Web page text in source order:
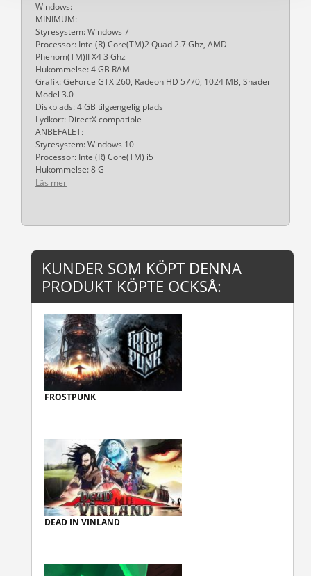
Windows:
MINIMUM:
Styresystem: Windows 7
Processor: Intel(R) Core(TM)2 Quad 2.7 Ghz, AMD
Phenom(TM)II X4 3 Ghz
Hukommelse: 4 GB RAM
Grafik: GeForce GTX 260, Radeon HD 5770, 1024 MB, Shader
Model 3.0
Diskplads: 4 GB tilgængelig plads
Lydkort: DirectX compatible
ANBEFALET:
Styresystem: Windows 10
Processor: Intel(R) Core(TM) i5
Hukommelse: 8 G
Läs mer
KUNDER SOM KÖPT DENNA
PRODUKT KÖPTE OCKSÅ:
FROSTPUNK
DEAD IN VINLAND